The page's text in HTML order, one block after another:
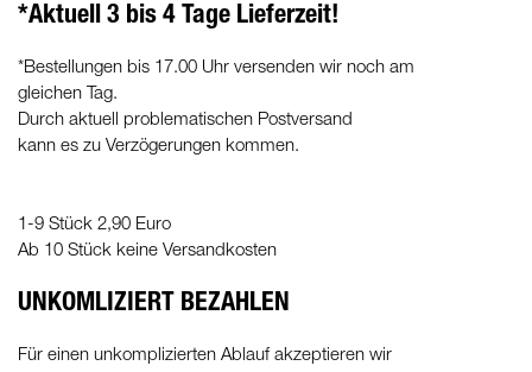
*Aktuell 3 bis 4 Tage Lieferzeit!
*Bestellungen bis 17.00 Uhr versenden wir noch am
gleichen Tag.
Durch aktuell problematischen Postversand
kann es zu Verzögerungen kommen.
1-9 Stück 2,90 Euro
Ab 10 Stück keine Versandkosten
UNKOMLIZIERT BEZAHLEN
Für einen unkomplizierten Ablauf akzeptieren wir